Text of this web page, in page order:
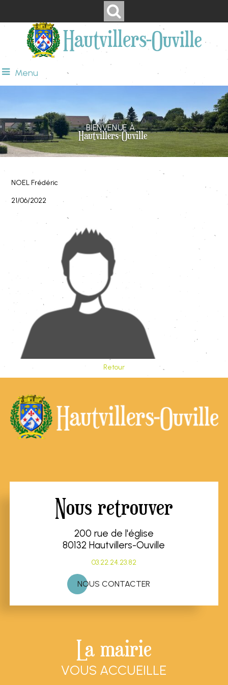
Menu
BIENVENUE À
Hautvillers-Ouville
NOEL Frédéric
21/06/2022
Retour
Nous retrouver
200 rue de l'église
80132 Hautvillers-Ouville
03.22.24.23.82
NOUS CONTACTER
La mairie
VOUS ACCUEILLE